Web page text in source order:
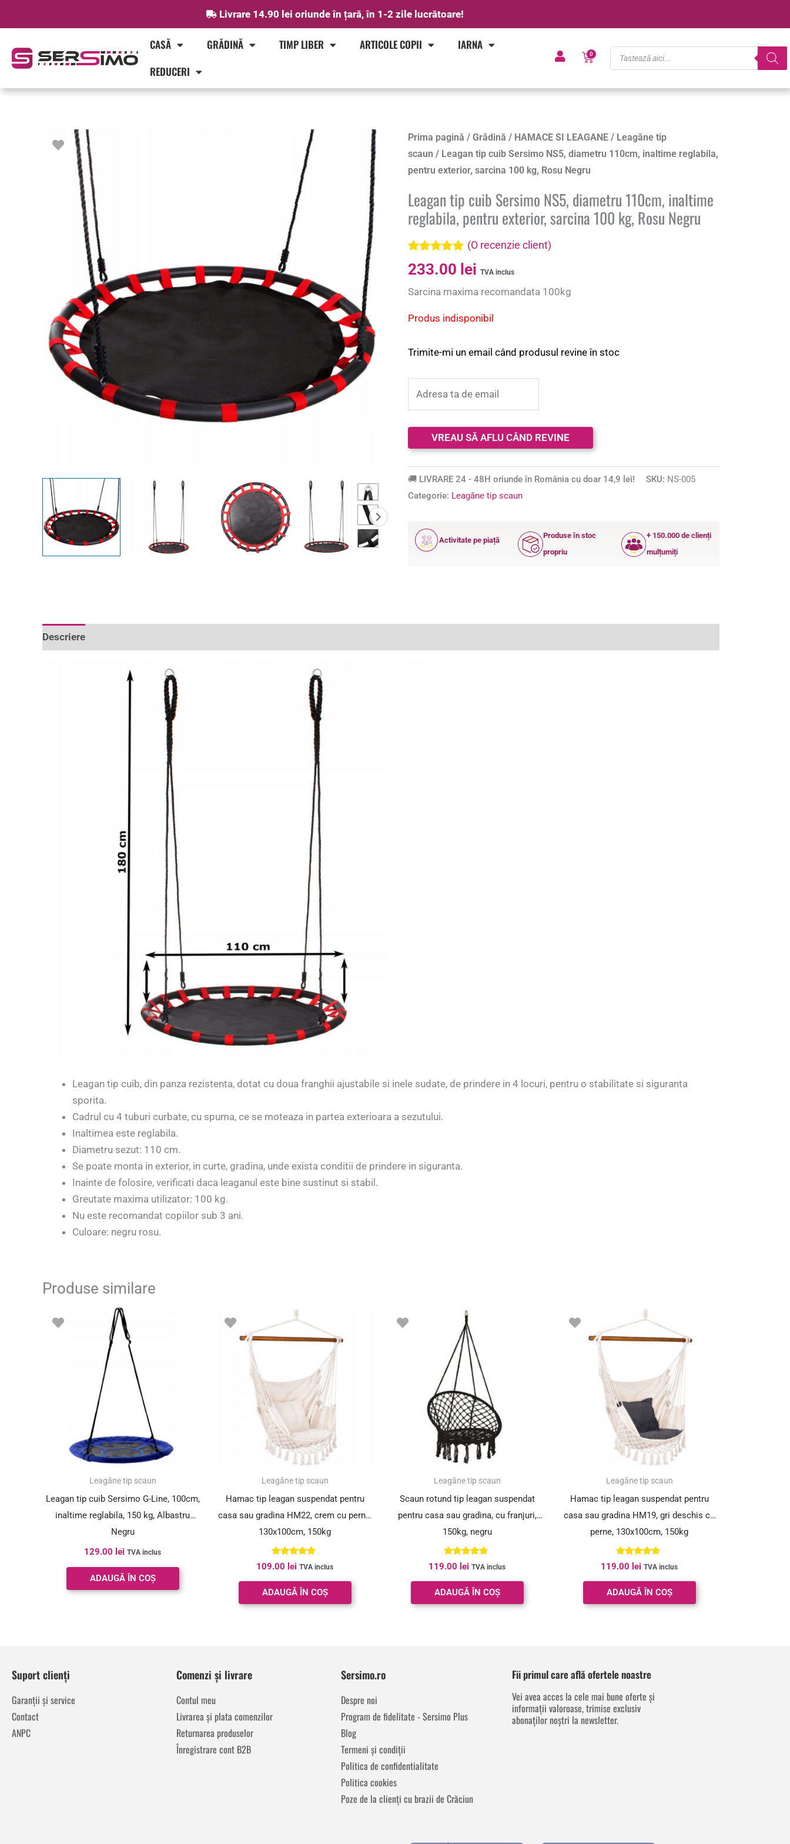
Livrare 14.90 lei oriunde în țară, în 1-2 zile lucrătoare!
CASĂ GRĂDINĂ TIMP LIBER ARTICOLE COPII
IARNA
REDUCERI
0
Cart
Products
search
Prima pagină /Grădină / HAMACE SI LEAGANE / Leagăne tip
scaun / Leagan tip cuib Sersimo NS5, diametru 110cm, inaltime reglabila,
pentru exterior, sarcina 100 kg, Rosu Negru
Leagan tip cuib Sersimo NS5, diametru 110cm, inaltime
reglabila, pentru exterior, sarcina 100 kg, Rosu Negru
Evaluat la
5.00din 5 pe
singure
(O recenzie client)
233.00 lei TVA inclus
Sarcina maxima recomandata 100kg
Produs indisponibil
Trimite-mi un email când produsul revine în stoc
🚚 LIVRARE 24 - 48H oriunde în România cu doar 14,9 lei! SKU: NS-005
Categorie: Leagăne tip scaun
12
ANI
Activitate pe piață
Produse în stoc
propriu
+ 150.000 de clienți
mulțumiți
Descriere
Leagan tip cuib, din panza rezistenta, dotat cu doua franghii ajustabile si inele sudate, de prindere in 4 locuri, pentru o stabilitate si siguranta
sporita.
Cadrul cu 4 tuburi curbate, cu spuma, ce se moteaza in partea exterioara a sezutului.
Inaltimea este reglabila.
Diametru sezut: 110 cm.
Se poate monta in exterior, in curte, gradina, unde exista conditii de prindere in siguranta.
Inainte de folosire, verificati daca leaganul este bine sustinut si stabil.
Greutate maxima utilizator: 100 kg.
Nu este recomandat copiilor sub 3 ani.
Culoare: negru rosu.
Produse similare
Leagăne tip scaun
Leagan tip cuib Sersimo G-Line, 100cm,
inaltime reglabila, 150 kg, Albastru
Negru
129.00 lei TVA inclus
ADAUGĂ ÎN COȘ
Leagăne tip scaun
Hamac tip leagan suspendat pentru
casa sau gradina HM22, crem cu perne,
130x100cm, 150kg
Evaluat la
5.00
din 5
109.00 lei TVA inclus
ADAUGĂ ÎN COȘ
Leagăne tip scaun
Scaun rotund tip leagan suspendat
pentru casa sau gradina, cu franjuri,
150kg, negru
Evaluat la
4.56
din 5
119.00 lei TVA inclus
ADAUGĂ ÎN COȘ
Leagăne tip scaun
Hamac tip leagan suspendat pentru
casa sau gradina HM19, gri deschis cu
perne, 130x100cm, 150kg
Evaluat la
5.00
din 5
119.00 lei TVA inclus
ADAUGĂ ÎN COȘ
Suport clienți
Garanții și service
Contact
ANPC
Comenzi și livrare
Contul meu
Livrarea și plata comenzilor
Returnarea produselor
Înregistrare cont B2B
Sersimo.ro
Despre noi
Program de fidelitate - Sersimo Plus
Blog
Termeni și condiții
Politica de confidentialitate
Politica cookies
Poze de la clienți cu brazii de Crăciun
Fii primul care află ofertele noastre
Vei avea acces la cele mai bune oferte și
informații valoroase, trimise exclusiv
abonaților noștri la newsletter.